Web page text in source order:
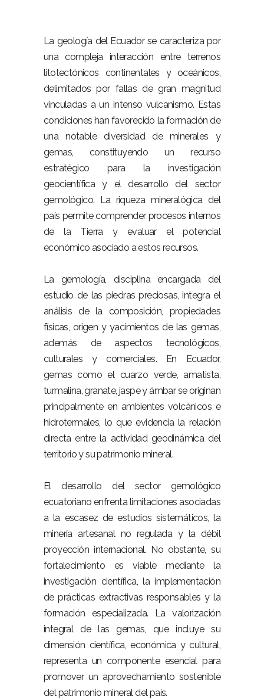
La geología del Ecuador se caracteriza por
una compleja interacción entre terrenos
litotectónicos continentales y oceánicos,
delimitados por fallas de gran magnitud
vinculadas a un intenso vulcanismo. Estas
condiciones han favorecido la formación de
una notable diversidad de minerales y
gemas, constituyendo un recurso
estratégico para la investigación
geocientífica y el desarrollo del sector
gemológico. La riqueza mineralógica del
país permite comprender procesos internos
de la Tierra y evaluar el potencial
económico asociado a estos recursos.
La gemología, disciplina encargada del
estudio de las piedras preciosas, integra el
análisis de la composición, propiedades
físicas, origen y yacimientos de las gemas,
además de aspectos tecnológicos,
culturales y comerciales. En Ecuador,
gemas como el cuarzo verde, amatista,
turmalina, granate, jaspe y ámbar se originan
principalmente en ambientes volcánicos e
hidrotermales, lo que evidencia la relación
directa entre la actividad geodinámica del
territorio y su patrimonio mineral.
El desarrollo del sector gemológico
ecuatoriano enfrenta limitaciones asociadas
a la escasez de estudios sistemáticos, la
minería artesanal no regulada y la débil
proyección internacional. No obstante, su
fortalecimiento es viable mediante la
investigación científica, la implementación
de prácticas extractivas responsables y la
formación especializada. La valorización
integral de las gemas, que incluye su
dimensión científica, económica y cultural,
representa un componente esencial para
promover un aprovechamiento sostenible
del patrimonio mineral del país.